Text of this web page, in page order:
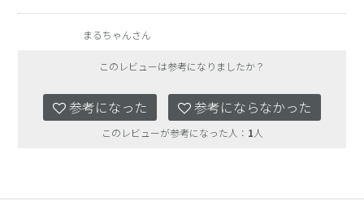
まるちゃんさん
このレビューは参考になりましたか？
参考になった 参考にならなかった
このレビューが参考になった人： 1人